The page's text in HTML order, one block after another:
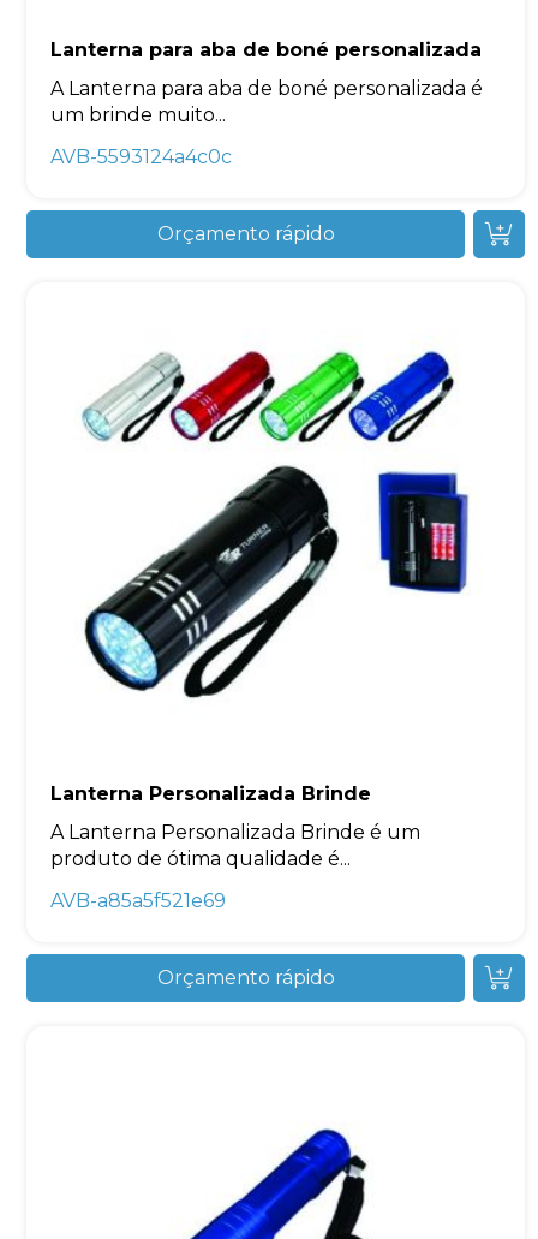
Lanterna para aba de boné personalizada
A Lanterna para aba de boné personalizada é
um brinde muito...
AVB-5593124a4c0c
Orçamento rápido
Lanterna Personalizada Brinde
A Lanterna Personalizada Brinde é um
produto de ótima qualidade é...
AVB-a85a5f521e69
Orçamento rápido